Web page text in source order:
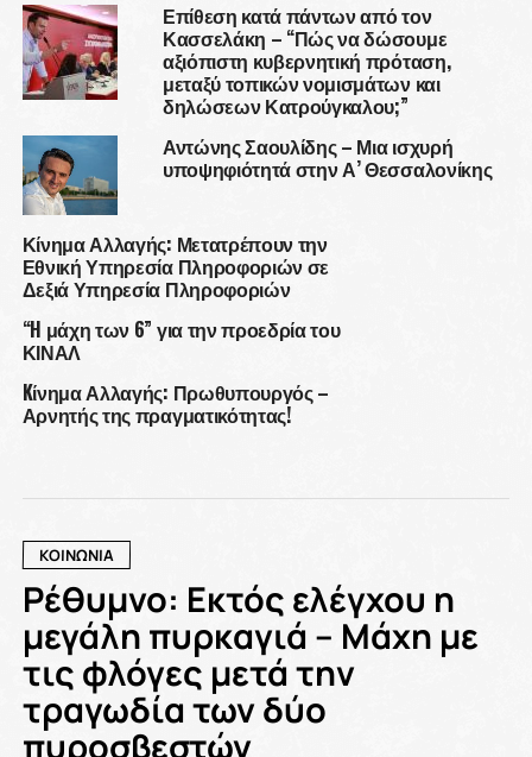
Επίθεση κατά πάντων από τον
Κασσελάκη – “Πώς να δώσουμε
αξιόπιστη κυβερνητική πρόταση,
μεταξύ τοπικών νομισμάτων και
δηλώσεων Κατρούγκαλου;”
Αντώνης Σαουλίδης – Μια ισχυρή
υποψηφιότητά στην Α’ Θεσσαλονίκης
Κίνημα Αλλαγής: Μετατρέπουν την
Εθνική Υπηρεσία Πληροφοριών σε
Δεξιά Υπηρεσία Πληροφοριών
“H μάχη των 6” για την προεδρία του
ΚΙΝΑΛ
Kίνημα Αλλαγής: Πρωθυπουργός –
Αρνητής της πραγματικότητας!
ΚΟΙΝΩΝΙΑ
Ρέθυμνο: Εκτός ελέγχου η
μεγάλη πυρκαγιά – Μάχη με
τις φλόγες μετά την
τραγωδία των δύο
πυροσβεστών